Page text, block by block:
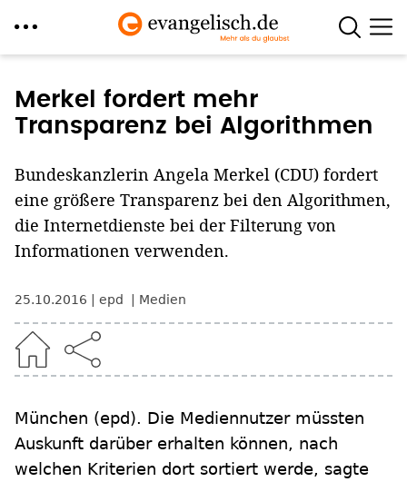
zum
Inhalt
Merkel fordert mehr
Transparenz bei Algorithmen
Bundeskanzlerin Angela Merkel (CDU) fordert
eine größere Transparenz bei den Algorithmen,
die Internetdienste bei der Filterung von
Informationen verwenden.
25.10.2016 epd Medien
München (epd). Die Mediennutzer müssten
Auskunft darüber erhalten können, nach
welchen Kriterien dort sortiert werde, sagte